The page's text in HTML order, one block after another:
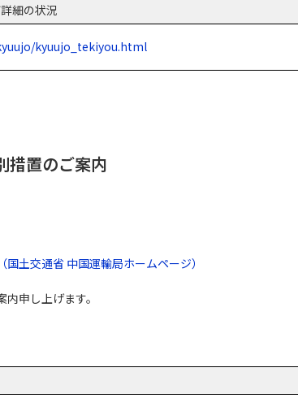
細の状況
kyuujo_tekiyou.html
措置のご案内
土交通省 中国運輸局ホームページ）
申し上げます。